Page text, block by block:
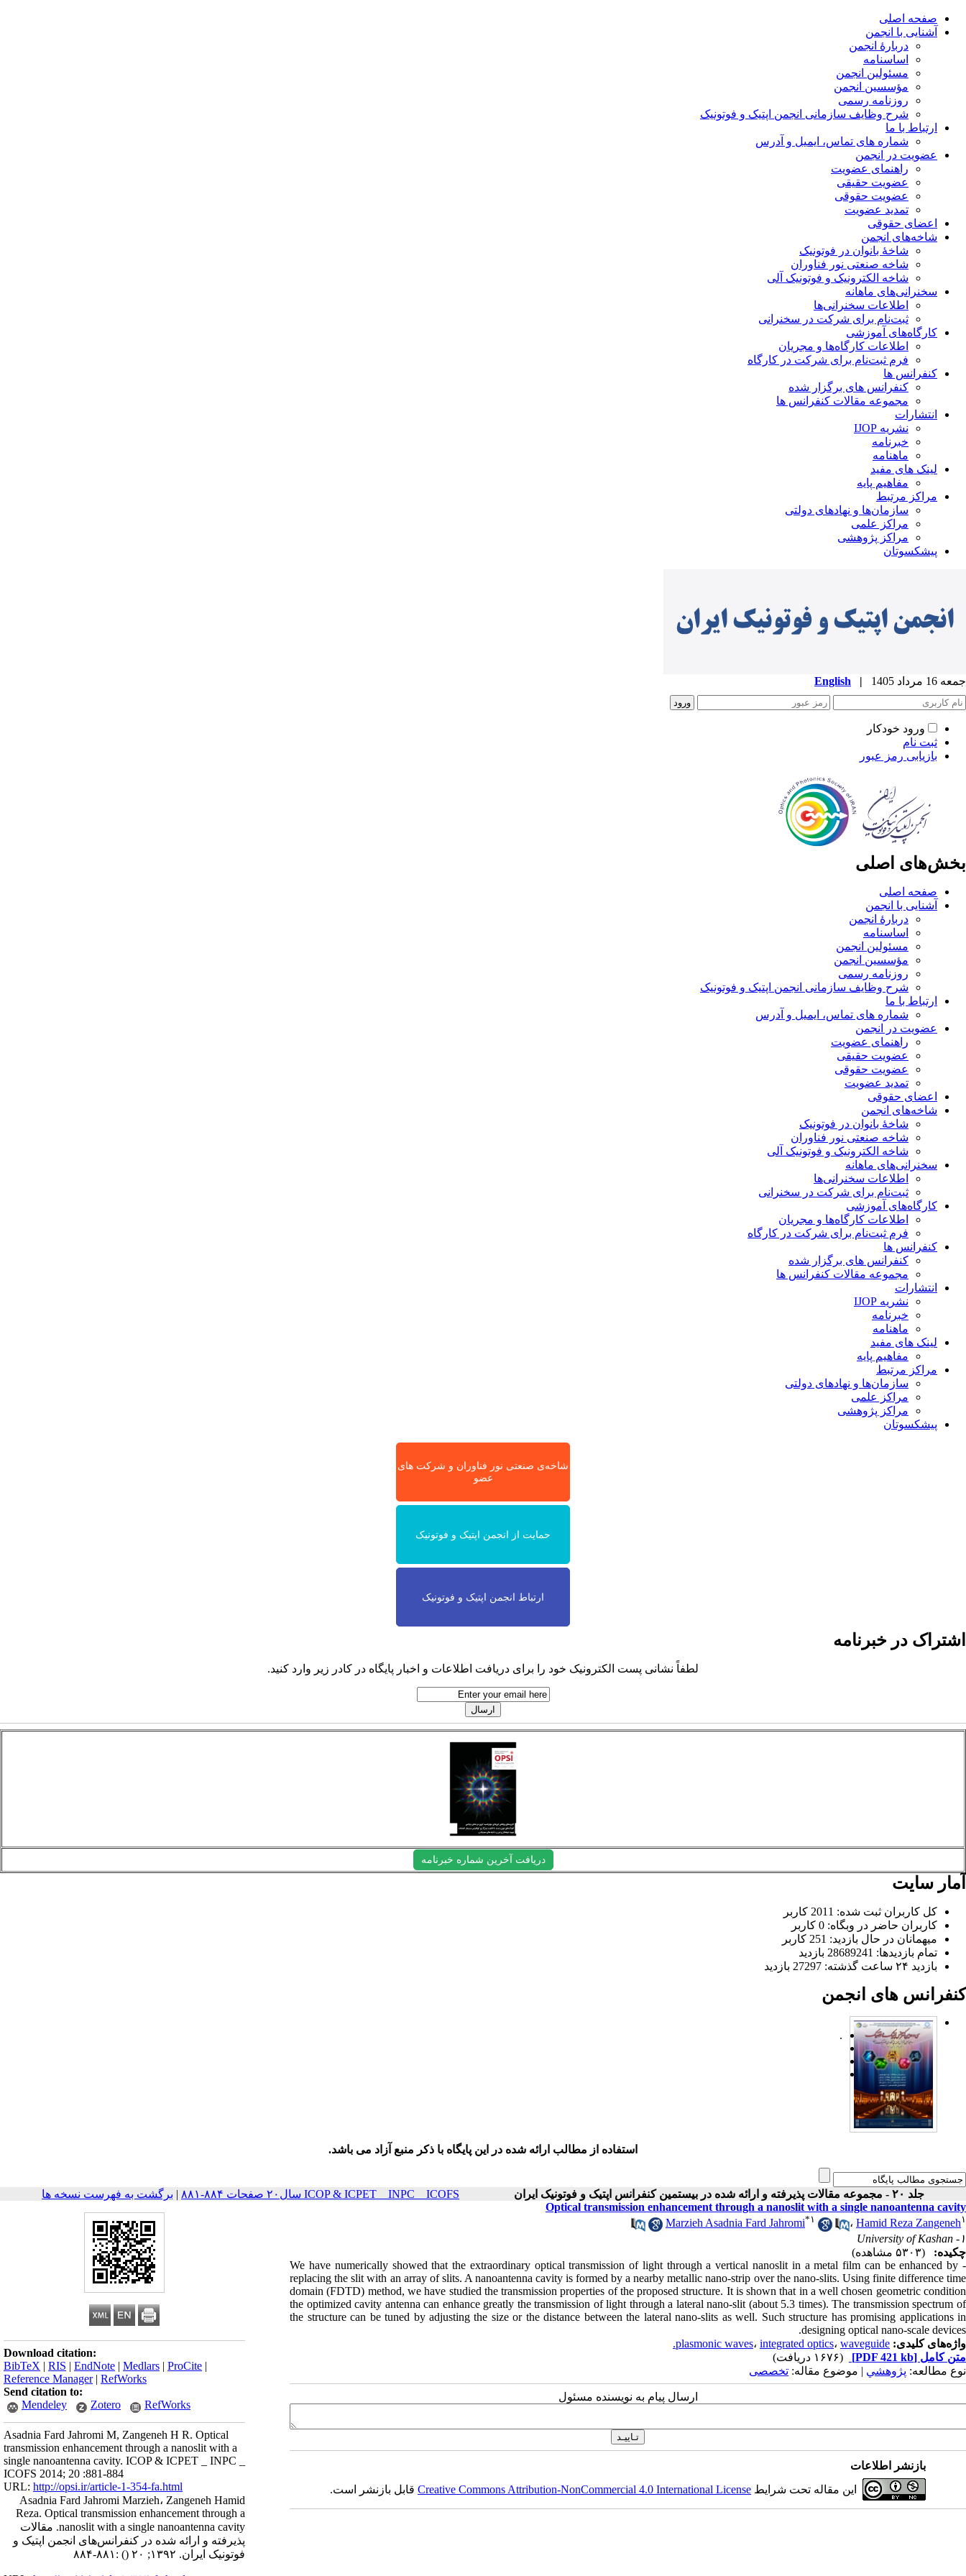
صفحه اصلی
آشنایی با انجمن
دربارۀ انجمن
اساسنامه
مسئولین انجمن
مؤسسین انجمن
روزنامه رسمی
شرح وظایف سازمانی انجمن اپتیک و فوتونیک
ارتباط با ما
شماره های تماس، ایمیل و آدرس
عضویت در انجمن
راهنمای عضویت
عضویت حقیقی
عضویت حقوقی
تمدید عضویت
اعضای حقوقی
شاخه‌های انجمن
شاخۀ بانوان در فوتونیک
شاخه صنعتی نور فناوران
شاخه‌ الکترونیک و فوتونیک آلی
سخنرانی‌های ماهانه
اطلاعات سخنرانی‌‌ها
ثبت‌نام برای شرکت در سخنرانی
کارگاه‌های آموزشی
اطلاعات کارگاه‌ها و مجریان
فرم ثبت‌نام برای شرکت در کارگاه
کنفرانس ها
کنفرانس های برگزار شده
مجموعه مقالات کنفرانس ها
انتشارات
نشریه IJOP
خبرنامه
ماهنامه
لینک های مفید
مفاهیم پایه
مراکز مرتبط
سازمان‌ها و نهادهای دولتی
مراکز علمی
مراکز پژوهشی
پیشکسوتان
جمعه 16 مرداد 1405 |
English
ورود خودکار
ثبت نام
بازیابی رمز عبور
بخش‌های اصلی
صفحه اصلی
آشنایی با انجمن
دربارۀ انجمن
اساسنامه
مسئولین انجمن
مؤسسین انجمن
روزنامه رسمی
شرح وظایف سازمانی انجمن اپتیک و فوتونیک
ارتباط با ما
شماره های تماس، ایمیل و آدرس
عضویت در انجمن
راهنمای عضویت
عضویت حقیقی
عضویت حقوقی
تمدید عضویت
اعضای حقوقی
شاخه‌های انجمن
شاخۀ بانوان در فوتونیک
شاخه صنعتی نور فناوران
شاخه‌ الکترونیک و فوتونیک آلی
سخنرانی‌های ماهانه
اطلاعات سخنرانی‌‌ها
ثبت‌نام برای شرکت در سخنرانی
کارگاه‌های آموزشی
اطلاعات کارگاه‌ها و مجریان
فرم ثبت‌نام برای شرکت در کارگاه
کنفرانس ها
کنفرانس های برگزار شده
مجموعه مقالات کنفرانس ها
انتشارات
نشریه IJOP
خبرنامه
ماهنامه
لینک های مفید
مفاهیم پایه
مراکز مرتبط
سازمان‌ها و نهادهای دولتی
مراکز علمی
مراکز پژوهشی
پیشکسوتان
شاخه‌ی صنعتی نور فناوران و شرکت های
عضو
حمایت از انجمن اپتیک و فوتونیک
ارتباط انجمن اپتیک و فوتونیک
اشتراک در خبرنامه
لطفاً نشانی پست الکترونیک خود را برای دریافت اطلاعات و اخبار پایگاه در کادر زیر وارد کنید.
دریافت آخرین شماره خبرنامه
آمار سایت
کل کاربران ثبت شده: 2011 کاربر
کاربران حاضر در وبگاه: 0 کاربر
میهمانان در حال بازدید: 251 کاربر
تمام بازدید‌ها: 28689241 بازدید
بازدید ۲۴ ساعت گذشته: 27297 بازدید
کنفرانس های انجمن
.
استفاده از مطالب ارائه شده در این پایگاه با ذکر منبع آزاد می باشد.
جلد ۲۰ - مجموعه مقالات پذیرفته و ارائه شده در بیستمین کنفرانس اپتیک و فوتونیک ایران ICOP & ICPET _ INPC _ ICOFS سال۲۰ صفحات ۸۸۴-۸۸۱ | برگشت به فهرست نسخه ها
Download citation:
BibTeX | RIS | EndNote | Medlars | ProCite |
Reference Manager| RefWorks
Send citation to:
Mendeley
Zotero RefWorks
Asadnia Fard Jahromi M, Zangeneh H R. Optical
transmission enhancement through a nanoslit with a
single nanoantenna cavity. ICOP & ICPET _ INPC _
ICOFS 2014; 20 :881-884
URL: http://opsi.ir/article-1-354-fa.html
Asadnia Fard Jahromi Marzieh، Zangeneh Hamid
Reza. Optical transmission enhancement through a
nanoslit with a single nanoantenna cavity. مقالات
پذیرفته و ارائه شده در کنفرانس‌های انجمن اپتیک و
فوتونیک ایران. ۱۳۹۲; ۲۰
() :۸۸۱-۸۸۴
Optical transmission enhancement through a nanoslit with a single nanoantenna cavity
Marzieh Asadnia Fard Jahromi* ۱ ، Hamid Reza Zangeneh ۱
۱- University of Kashan
چکیده:
(۵۳۰۳ مشاهده)
- We have numerically showed that the extraordinary optical transmission of light through a vertical nanoslit in a metal film can be enhanced by
replacing the slit with an array of slits. A nanoantenna cavity is formed by a nearby metallic nano-strip over the nano-slits. Using finite difference time
domain (FDTD) method, we have studied the transmission properties of the proposed structure. It is shown that in a well chosen geometric condition
the optimized cavity antenna can enhance greatly the transmission of light through a lateral nano-slit (about 5.3 times). The transmission spectrum of
the structure can be tuned by adjusting the size or the distance between the lateral nano-slits as well. Such structure has promising applications in
designing optical nano-scale devices.
واژه‌های کلیدی:
plasmonic waves، integrated optics، waveguide.
متن کامل [PDF 421 kb]
(۱۶۷۶ دریافت)
نوع مطالعه: پژوهشي | موضوع مقاله: تخصصی
ارسال پیام به نویسنده مسئول
بازنشر اطلاعات
این مقاله تحت شرایط Creative Commons Attribution-NonCommercial 4.0 International Licenseقابل بازنشر است.